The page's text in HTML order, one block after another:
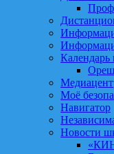
Календарь
Моё
Навигатор
Новости